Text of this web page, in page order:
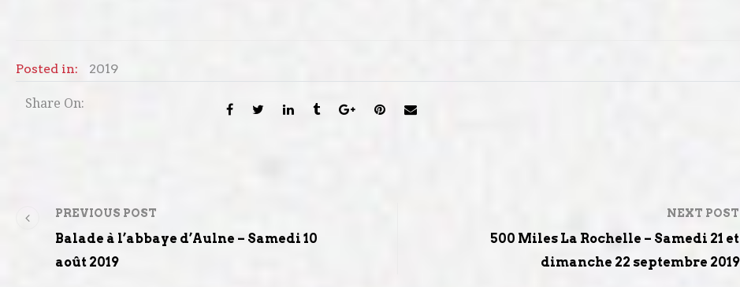
Posted in: 2019
Share On:
PREVIOUS POST
Balade à l’abbaye d’Aulne – Samedi 10
août 2019
NEXT POST
500 Miles La Rochelle – Samedi 21 et
dimanche 22 septembre 2019